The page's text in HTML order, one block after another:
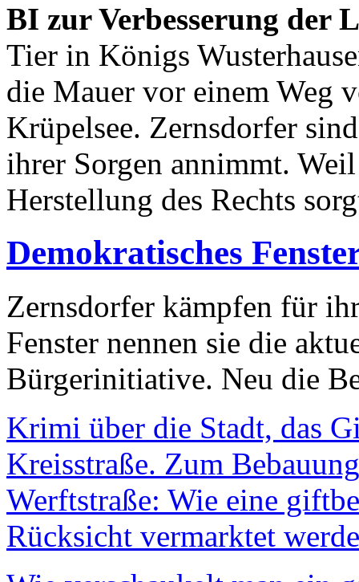
BI zur Verbesserung der
Tier in Königs
die Mauer vor einem Weg
Krüpelsee. Zernsdorfer
ihrer Sorgen annimmt.
Herstellung des Rechts
Demokratisches
Zernsdorfer kämpfen für
Fenster nennen sie die
Bürgerinitiative. Neu die
Krimi über die Stadt, das
Kreisstraße. Zum
Werftstraße: Wie eine
Rücksicht vermarktet